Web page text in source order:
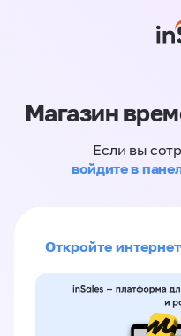
Магазин
Если вы
войдите в
Откройте